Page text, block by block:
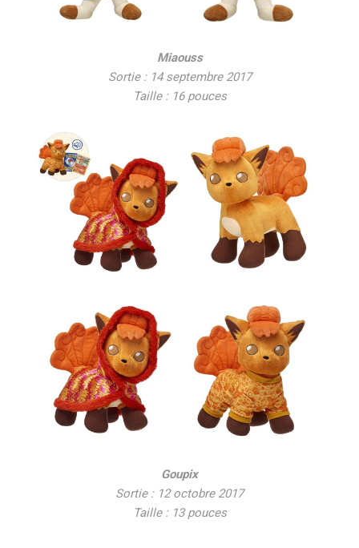
Miaouss
Sortie : 14 septembre 2017
Taille : 16 pouces
Goupix
Sortie : 12 octobre 2017
Taille : 13 pouces